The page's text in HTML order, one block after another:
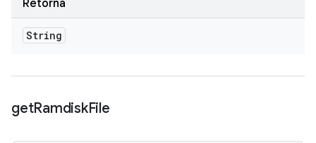
Retorna
String
getRamdiskFile